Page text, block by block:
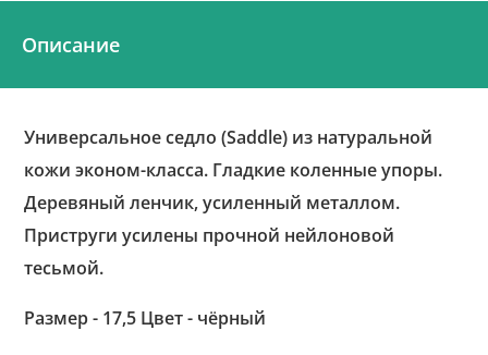
Описание
Универсальное седло (Saddle) из натуральной
кожи эконом-класса. Гладкие коленные упоры.
Деревяный ленчик, усиленный металлом.
Приструги усилены прочной нейлоновой
тесьмой.
Размер - 17,5 Цвет - чёрный